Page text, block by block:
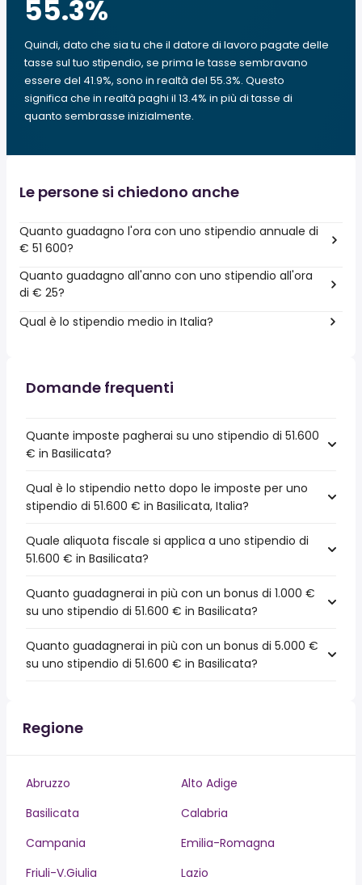
55.3%
Quindi, dato che sia tu che il datore di lavoro pagate delle
tasse sul tuo stipendio, se prima le tasse sembravano
essere del 41.9%, sono in realtà del 55.3%. Questo
significa che in realtà paghi il 13.4% in più di tasse di
quanto sembrasse inizialmente.
Le persone si chiedono anche
Quanto guadagno l'ora con uno stipendio annuale di
€ 51 600?
Quanto guadagno all'anno con uno stipendio all'ora
di € 25?
Qual è lo stipendio medio in Italia?
Domande frequenti
Quante imposte pagherai su uno stipendio di 51.600
€ in Basilicata?
Qual è lo stipendio netto dopo le imposte per uno
stipendio di 51.600 € in Basilicata, Italia?
Quale aliquota fiscale si applica a uno stipendio di
51.600 € in Basilicata?
Quanto guadagnerai in più con un bonus di 1.000 €
su uno stipendio di 51.600 € in Basilicata?
Quanto guadagnerai in più con un bonus di 5.000 €
su uno stipendio di 51.600 € in Basilicata?
Regione
Abruzzo
Alto Adige
Basilicata
Calabria
Campania
Emilia-Romagna
Friuli-V.Giulia
Lazio